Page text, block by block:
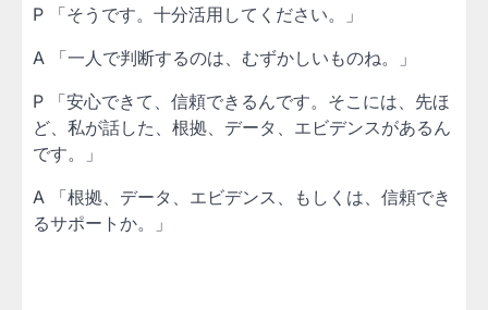
P 「そうです。十分活用してください。」
A 「一人で判断するのは、むずかしいものね。」
P 「安心できて、信頼できるんです。そこには、先ほ
ど、私が話した、根拠、データ、エビデンスがあるん
です。」
A 「根拠、データ、エビデンス、もしくは、信頼でき
るサポートか。」